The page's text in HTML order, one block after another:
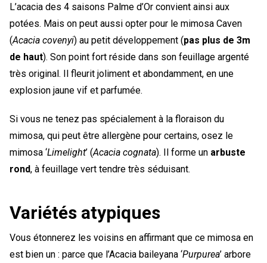
L’acacia des 4 saisons Palme d’Or convient ainsi aux
potées. Mais on peut aussi opter pour le mimosa Caven
(Acacia covenyi) au petit développement (pas plus de 3m
de haut). Son point fort réside dans son feuillage argenté
très original. Il fleurit joliment et abondamment, en une
explosion jaune vif et parfumée.
Si vous ne tenez pas spécialement à la floraison du
mimosa, qui peut être allergène pour certains, osez le
mimosa ‘Limelight’ (Acacia cognata). Il forme un arbuste
rond, à feuillage vert tendre très séduisant.
Variétés atypiques
Vous étonnerez les voisins en affirmant que ce mimosa en
est bien un : parce que l’Acacia baileyana ‘Purpurea’ arbore